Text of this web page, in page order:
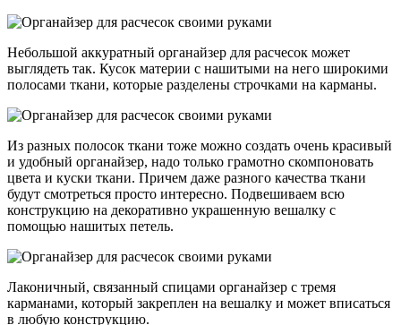
Небольшой аккуратный органайзер для расчесок может
выглядеть так. Кусок материи с нашитыми на него широкими
полосами ткани, которые разделены строчками на карманы.
Из разных полосок ткани тоже можно создать очень красивый
и удобный органайзер, надо только грамотно скомпоновать
цвета и куски ткани. Причем даже разного качества ткани
будут смотреться просто интересно. Подвешиваем всю
конструкцию на декоративно украшенную вешалку с
помощью нашитых петель.
Лаконичный, связанный спицами органайзер с тремя
карманами, который закреплен на вешалку и может вписаться
в любую конструкцию.